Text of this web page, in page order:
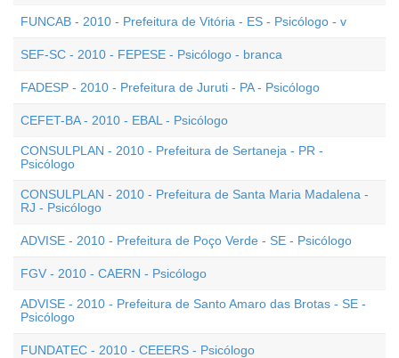
FUNCAB - 2010 - Prefeitura de Vitória - ES - Psicólogo - v
SEF-SC - 2010 - FEPESE - Psicólogo - branca
FADESP - 2010 - Prefeitura de Juruti - PA - Psicólogo
CEFET-BA - 2010 - EBAL - Psicólogo
CONSULPLAN - 2010 - Prefeitura de Sertaneja - PR -
Psicólogo
CONSULPLAN - 2010 - Prefeitura de Santa Maria Madalena -
RJ - Psicólogo
ADVISE - 2010 - Prefeitura de Poço Verde - SE - Psicólogo
FGV - 2010 - CAERN - Psicólogo
ADVISE - 2010 - Prefeitura de Santo Amaro das Brotas - SE -
Psicólogo
FUNDATEC - 2010 - CEEERS - Psicólogo